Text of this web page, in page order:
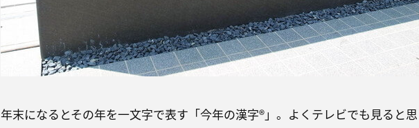
年末になるとその年を一文字で表す「今年の漢字®」。よくテレビでも見ると思